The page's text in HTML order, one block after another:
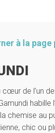
à la
cœur de l’un
chemise au
chic ou